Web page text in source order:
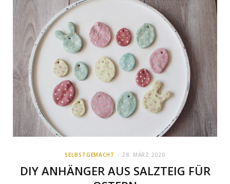
SELBSTGEMACHT 28. MÄRZ 2020
DIY ANHÄNGER AUS SALZTEIG FÜR